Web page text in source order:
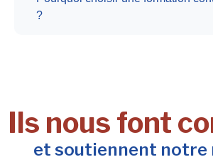
?
Ils nous font
et soutiennent notre